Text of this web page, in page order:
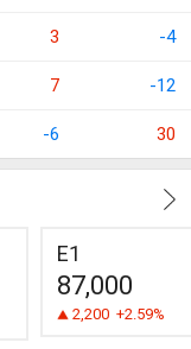
3 -4
7 -12
-6 30
E1
87,000
2,200 +2.59%